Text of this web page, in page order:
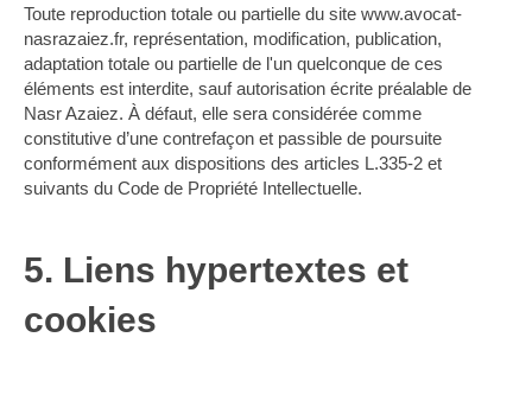
Toute reproduction totale ou partielle du site www.avocat-
nasrazaiez.fr, représentation, modification, publication,
adaptation totale ou partielle de l'un quelconque de ces
éléments est interdite, sauf autorisation écrite préalable de
Nasr Azaiez. À défaut, elle sera considérée comme
constitutive d’une contrefaçon et passible de poursuite
conformément aux dispositions des articles L.335-2 et
suivants du Code de Propriété Intellectuelle.
5. Liens hypertextes et
cookies